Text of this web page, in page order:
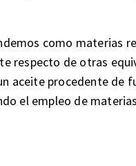
como materias
respecto de otras
aceite procedente de
el empleo de